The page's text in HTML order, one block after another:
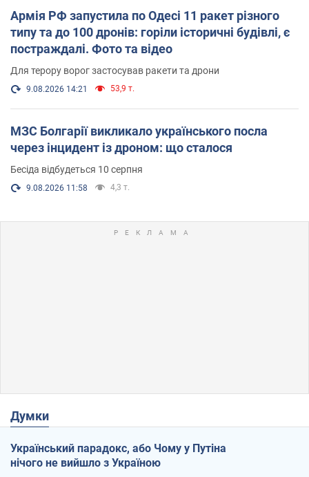
Армія РФ запустила по Одесі 11 ракет різного
типу та до 100 дронів: горіли історичні будівлі, є
постраждалі. Фото та відео
Для терору ворог застосував ракети та дрони
9.08.2026 14:21 53,9 т.
МЗС Болгарії викликало українського посла
через інцидент із дроном: що сталося
Бесіда відбудеться 10 серпня
9.08.2026 11:58 4,3 т.
Думки
Український парадокс, або Чому у Путіна
нічого не вийшло з Україною